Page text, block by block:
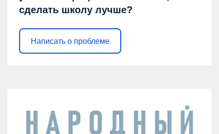
сделать школу лучше?
Написать о проблеме